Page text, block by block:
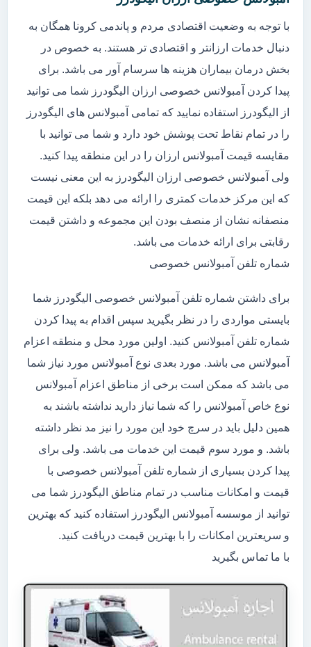
با توجه به وضعیت اقتصادی مردم و پاندمی کرونا همگان به
دنبال خدمات ارزانتر و اقتصادی تر هستند. به خصوص در
بخش درمان بیماران هزینه ها سرسام آور می باشد. برای
پیدا کردن آمبولانس خصوصی ارزان الیگودرز شما می توانید
از الیگودرز استفاده نمایید که تمامی آمبولانس های الیگودرز
را در تمام نقاط تحت پوشش خود دارد و شما می توانید با
مقایسه قیمت آمبولانس ارزان را در این منطقه پیدا کنید.
ولی آمبولانس خصوصی ارزان الیگودرز به این معنی نیست
که این مرکز خدمات کمتری را ارائه می دهد بلکه این قیمت
منصفانه نشان از منصف بودن این مجموعه و داشتن قیمت
رقابتی برای ارائه خدمات می باشد.
شماره تلفن آمبولانس خصوصی
برای داشتن شماره تلفن آمبولانس خصوصی الیگودرز شما
بایستی مواردی را در نظر بگیرید سپس اقدام به پیدا کردن
شماره تلفن آمبولانس کنید. اولین مورد محل و منطقه اعزام
آمبولانس می باشد. مورد بعدی نوع آمبولانس مورد نیاز شما
می باشد که ممکن است برخی از مناطق اعزام آمبولانس
نوع خاص آمبولانس را که شما نیاز دارید نداشته باشند به
همین دلیل باید در سرچ خود این مورد را نیز مد نظر داشته
باشد. و مورد سوم قیمت این خدمات می باشد. ولی برای
پیدا کردن بسیاری از شماره تلفن آمبولانس خصوصی با
قیمت و امکانات مناسب در تمام مناطق الیگودرز شما می
توانید از موسسه آمبولانس الیگودرز استفاده کنید که بهترین
و سریعترین امکانات را با بهترین قیمت دریافت کنید.
با ما تماس بگیرید